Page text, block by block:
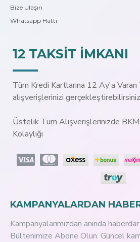
Bize Ulaşın
Whatsapp Hattı
12 TAKSİT İMKANI
Tüm Kredi Kartlarına 12 Ay'a Varan
alışverişlerinizi gerçekleştirebilirsiniz
Üstelik Tüm Alışverişlerinizde
Kolaylığı
KAMPANYALARDAN
Kampanyalarımızdan anında
Bültenimize Abone Olun. Güncel